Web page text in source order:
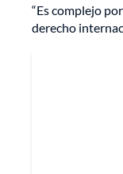
“Es complejo
derecho